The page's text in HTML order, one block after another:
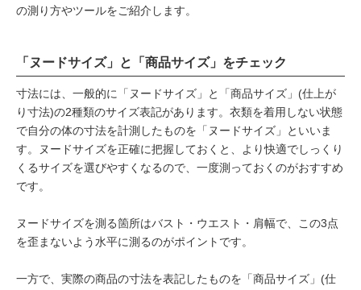
の測り方やツールをご紹介します。
「ヌードサイズ」と「商品サイズ」をチェック
寸法には、一般的に「ヌードサイズ」と「商品サイズ」(仕上が
り寸法)の2種類のサイズ表記があります。衣類を着用しない状態
で自分の体の寸法を計測したものを「ヌードサイズ」といいま
す。ヌードサイズを正確に把握しておくと、より快適でしっくり
くるサイズを選びやすくなるので、一度測っておくのがおすすめ
です。
ヌードサイズを測る箇所はバスト・ウエスト・肩幅で、この3点
を歪まないよう水平に測るのがポイントです。
一方で、実際の商品の寸法を表記したものを「商品サイズ」(仕